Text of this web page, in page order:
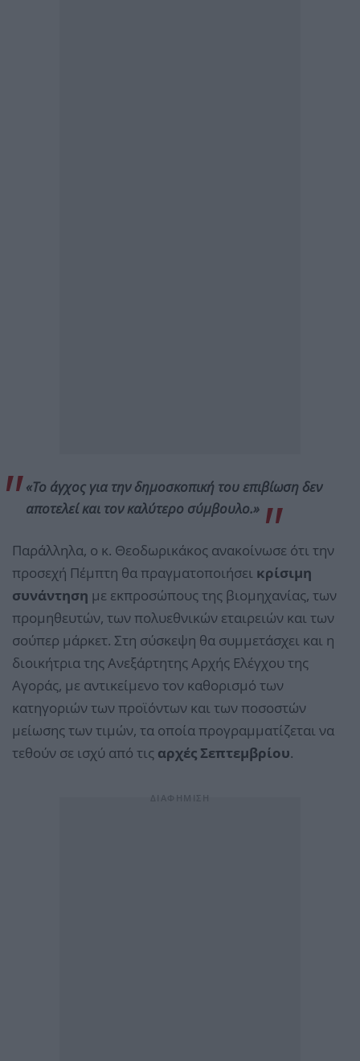
«Το άγχος για την δημοσκοπική του επιβίωση δεν
αποτελεί και τον καλύτερο σύμβουλο.»
Παράλληλα, ο κ. Θεοδωρικάκος ανακοίνωσε ότι την
προσεχή Πέμπτη θα πραγματοποιήσει κρίσιμη
συνάντηση με εκπροσώπους της βιομηχανίας, των
προμηθευτών, των πολυεθνικών εταιρειών και των
σούπερ μάρκετ. Στη σύσκεψη θα συμμετάσχει και η
διοικήτρια της Ανεξάρτητης Αρχής Ελέγχου της
Αγοράς, με αντικείμενο τον καθορισμό των
κατηγοριών των προϊόντων και των ποσοστών
μείωσης των τιμών, τα οποία προγραμματίζεται να
τεθούν σε ισχύ από τις αρχές Σεπτεμβρίου.